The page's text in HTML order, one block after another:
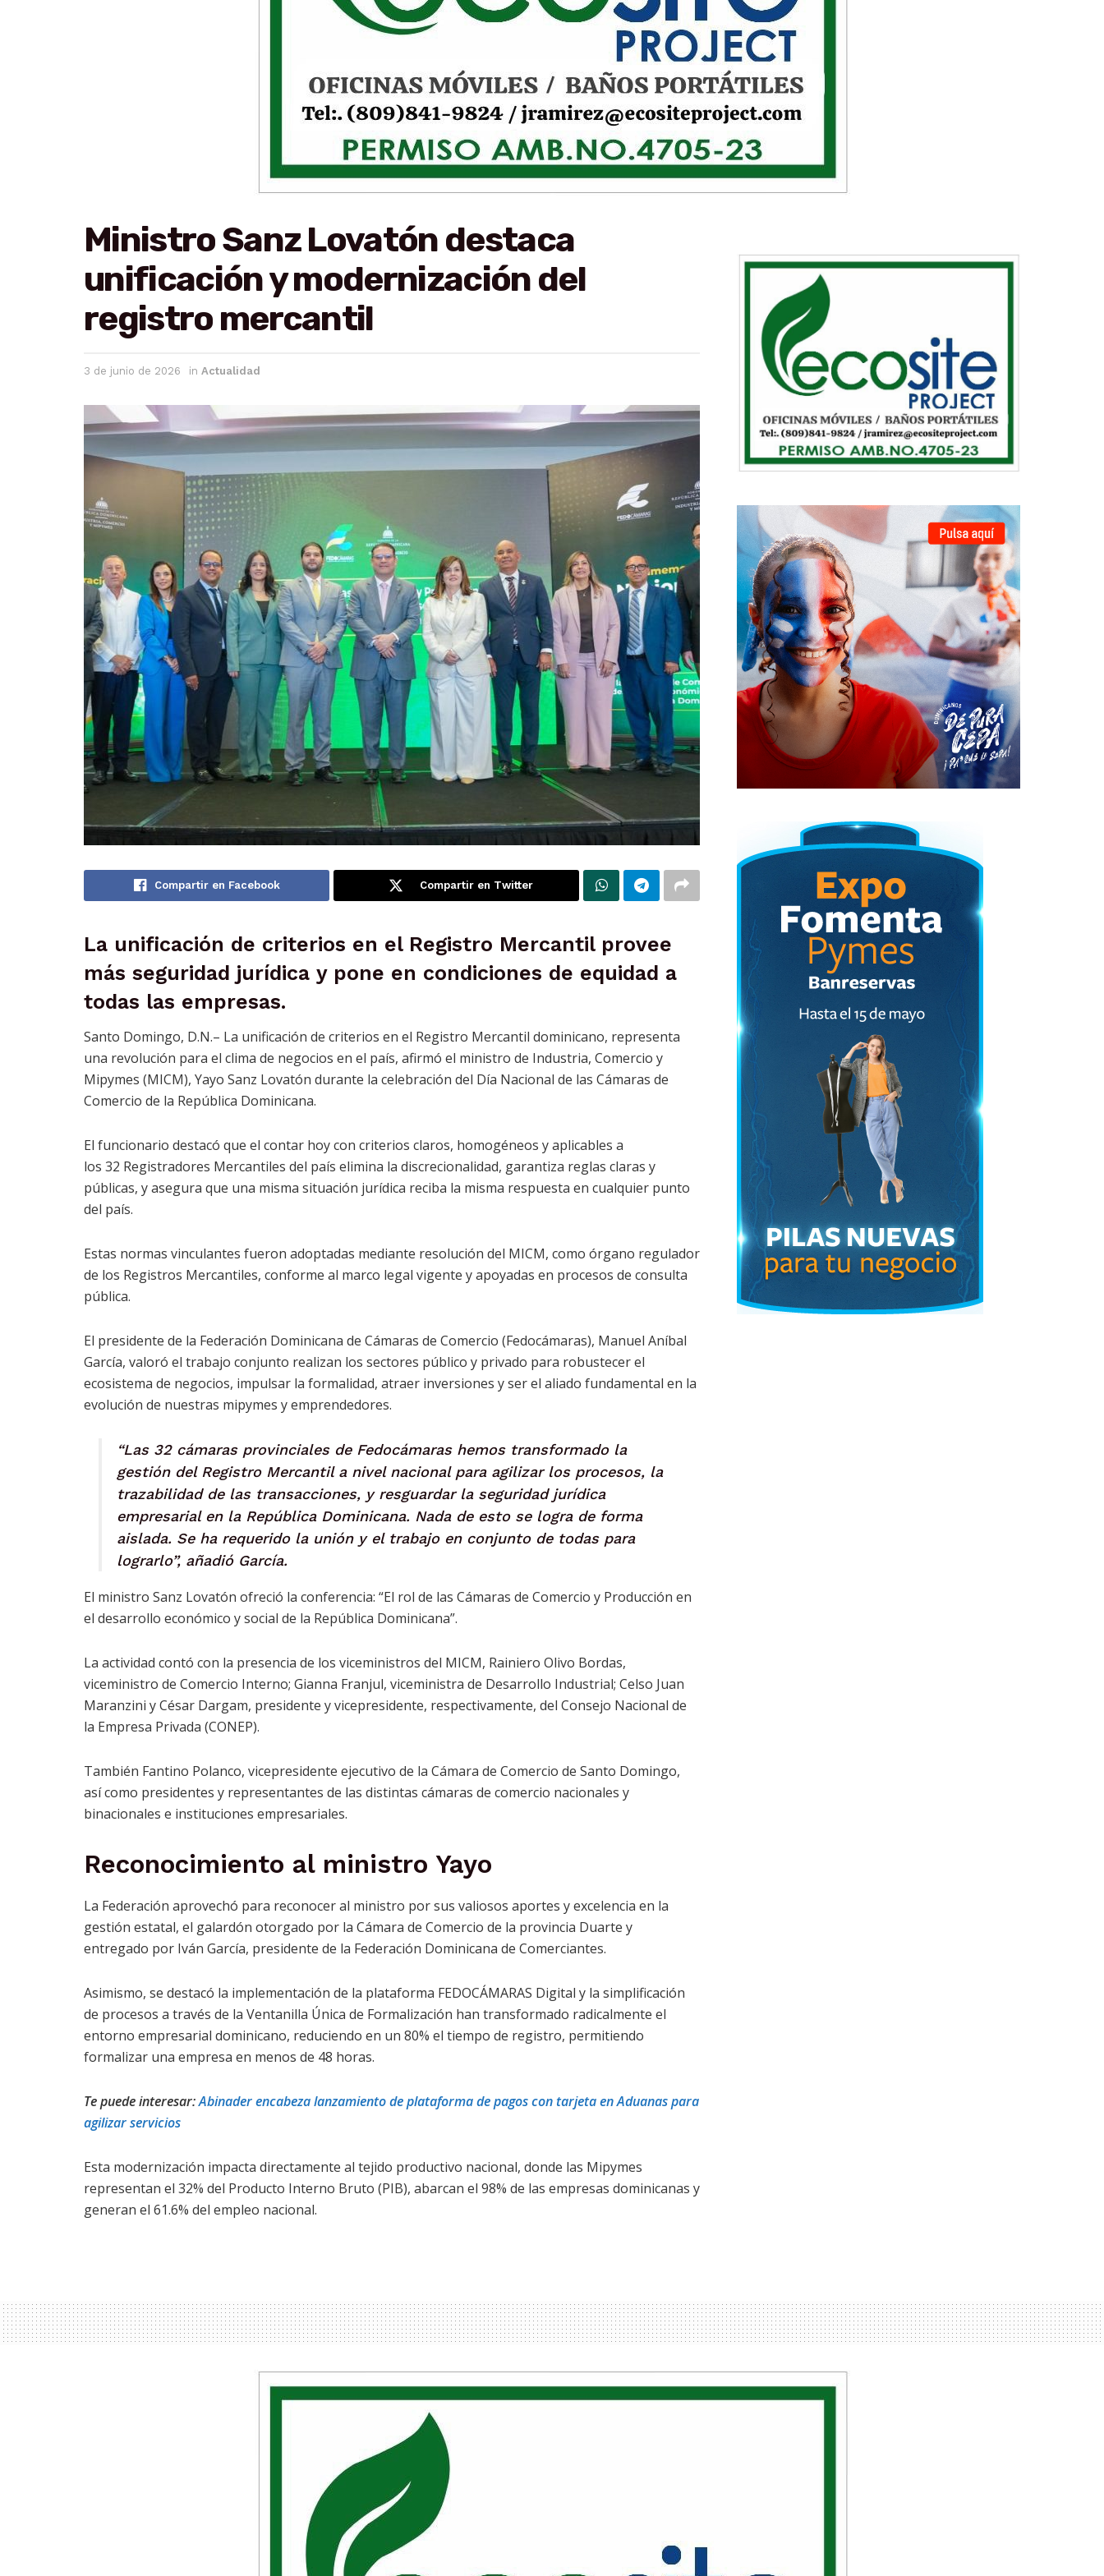
Ministro Sanz Lovatón destaca
unificación y modernización del
registro mercantil
3 de junio de 2026 in Actualidad
Compartir en Facebook Compartir en Twitter
La unificación de criterios en el Registro Mercantil provee
más seguridad jurídica y pone en condiciones de equidad a
todas las empresas.
Santo Domingo, D.N.– La unificación de criterios en el Registro Mercantil dominicano, representa
una revolución para el clima de negocios en el país, afirmó el ministro de Industria, Comercio y
Mipymes (MICM), Yayo Sanz Lovatón durante la celebración del Día Nacional de las Cámaras de
Comercio de la República Dominicana.
El funcionario destacó que el contar hoy con criterios claros, homogéneos y aplicables a
los 32 Registradores Mercantiles del país elimina la discrecionalidad, garantiza reglas claras y
públicas, y asegura que una misma situación jurídica reciba la misma respuesta en cualquier punto
del país.
Estas normas vinculantes fueron adoptadas mediante resolución del MICM, como órgano regulador
de los Registros Mercantiles, conforme al marco legal vigente y apoyadas en procesos de consulta
pública.
El presidente de la Federación Dominicana de Cámaras de Comercio (Fedocámaras), Manuel Aníbal
García, valoró el trabajo conjunto realizan los sectores público y privado para robustecer el
ecosistema de negocios, impulsar la formalidad, atraer inversiones y ser el aliado fundamental en la
evolución de nuestras mipymes y emprendedores.
“Las 32 cámaras provinciales de Fedocámaras hemos transformado la
gestión del Registro Mercantil a nivel nacional para agilizar los procesos, la
trazabilidad de las transacciones, y resguardar la seguridad jurídica
empresarial en la República Dominicana. Nada de esto se logra de forma
aislada. Se ha requerido la unión y el trabajo en conjunto de todas para
lograrlo”, añadió García.
El ministro Sanz Lovatón ofreció la conferencia: “El rol de las Cámaras de Comercio y Producción en
el desarrollo económico y social de la República Dominicana”.
La actividad contó con la presencia de los viceministros del MICM, Rainiero Olivo Bordas,
viceministro de Comercio Interno; Gianna Franjul, viceministra de Desarrollo Industrial; Celso Juan
Maranzini y César Dargam, presidente y vicepresidente, respectivamente, del Consejo Nacional de
la Empresa Privada (CONEP).
También Fantino Polanco, vicepresidente ejecutivo de la Cámara de Comercio de Santo Domingo,
así como presidentes y representantes de las distintas cámaras de comercio nacionales y
binacionales e instituciones empresariales.
Reconocimiento al ministro Yayo
La Federación aprovechó para reconocer al ministro por sus valiosos aportes y excelencia en la
gestión estatal, el galardón otorgado por la Cámara de Comercio de la provincia Duarte y
entregado por Iván García, presidente de la Federación Dominicana de Comerciantes.
Asimismo, se destacó la implementación de la plataforma FEDOCÁMARAS Digital y la simplificación
de procesos a través de la Ventanilla Única de Formalización han transformado radicalmente el
entorno empresarial dominicano, reduciendo en un 80% el tiempo de registro, permitiendo
formalizar una empresa en menos de 48 horas.
Te puede interesar:Abinader encabeza lanzamiento de plataforma de pagos con tarjeta en Aduanas para
agilizar servicios
Esta modernización impacta directamente al tejido productivo nacional, donde las Mipymes
representan el 32% del Producto Interno Bruto (PIB), abarcan el 98% de las empresas dominicanas y
generan el 61.6% del empleo nacional.